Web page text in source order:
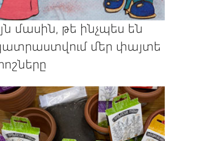
մասին, թե ինչպես են
մեր փայտե